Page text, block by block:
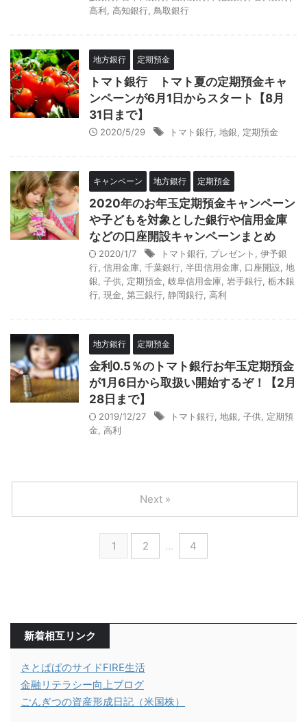
高利 高知銀行 鳥取銀行
地方銀行 定期預金
トマト銀行 トマト夏の定期預金キャ
ンペーンが6月1日からスタート【8月
31日まで】
2020/5/29 トマト銀行 地銀 定期預金
キャンペーン 地方銀行 定期預金
2020年のお年玉定期預金キャンペーン
や子どもを対象とした銀行や信用金庫
などの口座開設キャンペーンまとめ
2020/1/7 トマト銀行 プレゼント
伊予銀
行 信用金庫 千葉銀行 半田信用金庫 口座開設 地
銀 子供 定期預金 岐阜信用金庫 岩手銀行 栃木銀
行 現金 第三銀行 静岡銀行 高利
地方銀行 定期預金
金利0.5％のトマト銀行お年玉定期預金
が1月6日から取扱い開始するぞ！【2月
28日まで】
2019/12/27 トマト銀行 地銀 子供 定期預
金 高利
1 2 … 4
Next »
新着相互リンク
さとぱぱのサイドFIRE生活
金融リテラシー向上ブログ
ごんぎつの資産形成日記（米国株）